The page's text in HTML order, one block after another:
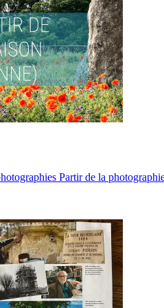
Partir de la